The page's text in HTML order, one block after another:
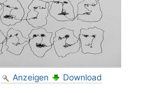
Anzeigen Download